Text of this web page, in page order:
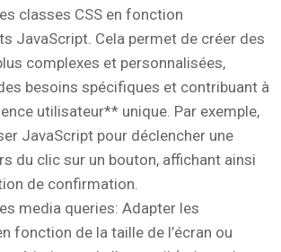
classes CSS en fonction
JavaScript. Cela permet de créer des
complexes et personnalisées,
besoins spécifiques et contribuant à
utilisateur** unique. Par exemple,
JavaScript pour déclencher une
du clic sur un bouton, affichant ainsi
de confirmation.
media queries: Adapter les
fonction de la taille de l’écran ou